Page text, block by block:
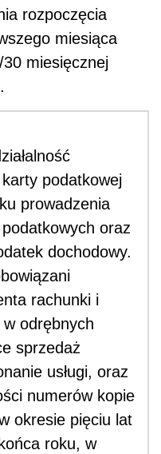
rozpoczęcia
miesiąca
miesięcznej
podatkowej
prowadzenia
oraz
dochodowy.
rachunki i
odrębnych
sprzedaż
usługi, oraz
numerów kopie
okresie pięciu lat
roku, w